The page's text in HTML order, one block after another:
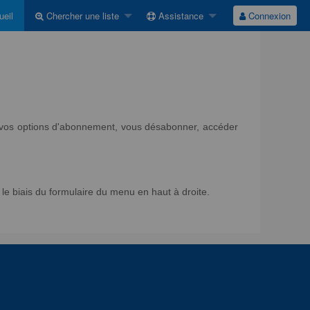
Chercher une liste Assistance Connexion
options d'abonnement, vous désabonner, accéder
biais du formulaire du menu en haut à droite.